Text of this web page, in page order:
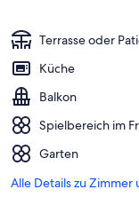
Terrasse oder
Küche
Balkon
Spielbereich im
Garten
Alle Details zu